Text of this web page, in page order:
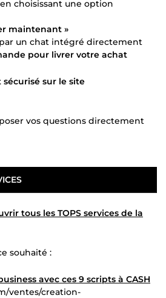
en choisissant une option
maintenant »
un chat intégré directement
pour livrer votre achat
sur le site
vos questions directement
tous les TOPS services de la
souhaité :
avec ces 9 scripts à CASH
ventes/creation-